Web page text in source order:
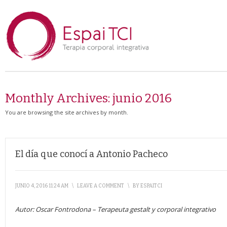
Monthly Archives: junio 2016
You are browsing the site archives by month.
El día que conocí a Antonio Pacheco
JUNIO 4, 2016 11:24 AM \ LEAVE A COMMENT \ BYESPAITCI
Autor: Oscar Fontrodona – Terapeuta gestalt y corporal integrativo